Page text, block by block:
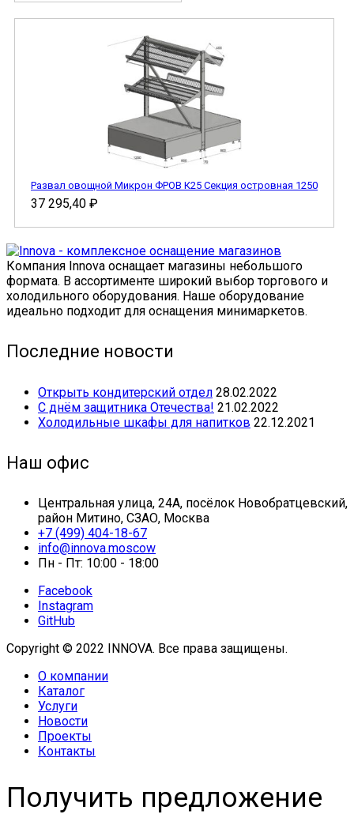
Развал овощной Микрон ФРОВ К25 Секция островная 1250
37 295,40 ₽
Компания Innova оснащает магазины небольшого
формата. В ассортименте широкий выбор торгового и
холодильного оборудования. Наше оборудование
идеально подходит для оснащения минимаркетов.
Последние новости
Открыть кондитерский отдел 28.02.2022
С днём защитника Отечества! 21.02.2022
Холодильные шкафы для напитков 22.12.2021
Наш офис
Центральная улица, 24А, посёлок Новобратцевский,
район Митино, СЗАО, Москва
+7 (499) 404-18-67
info@innova.moscow
Пн - Пт: 10:00 - 18:00
Facebook
Instagram
GitHub
Copyright © 2022 INNOVA. Все права защищены.
О компании
Каталог
Услуги
Новости
Проекты
Контакты
Получить предложение